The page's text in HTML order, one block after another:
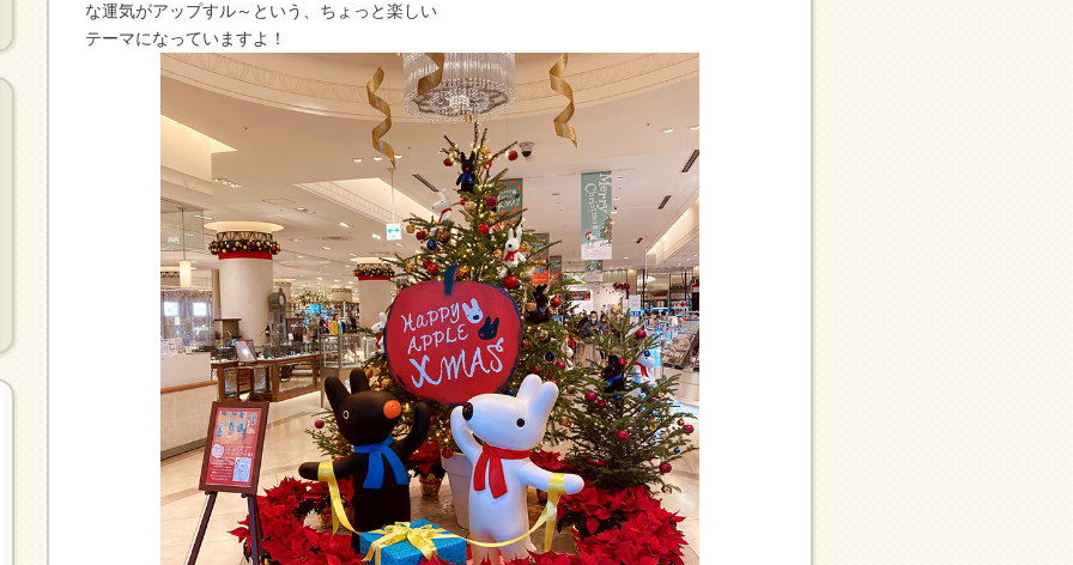
な運気がアップすル～という、ちょっと楽しい
テーマになっていますよ！